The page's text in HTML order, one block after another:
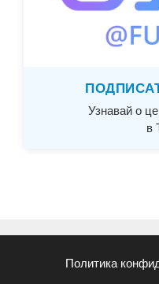
Узнавай о
в
Политика